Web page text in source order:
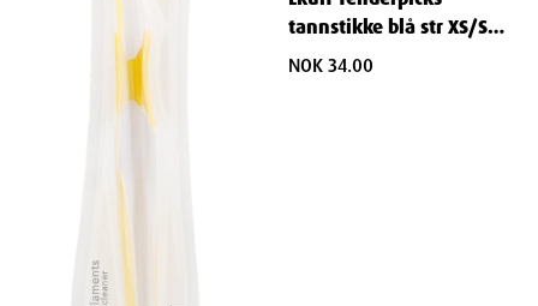
tannstikke blå str XS/S
24 stk
NOK 34.00